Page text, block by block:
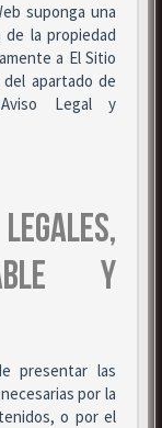
suponga una
la propiedad
a El Sitio
apartado de
Aviso Legal y
Y
presentar las
por la
o por el